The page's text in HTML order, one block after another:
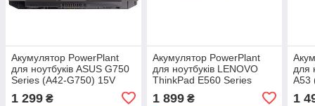
Акумулятор PowerPlant
для ноутбуків ASUS G750
Series (A42-G750) 15V
1 299 ₴
Акумулятор PowerPlant
для ноутбуків LENOVO
ThinkPad E560 Series
(45N1758) 10.8V 4400mAh
1 899₴
для
A53
1